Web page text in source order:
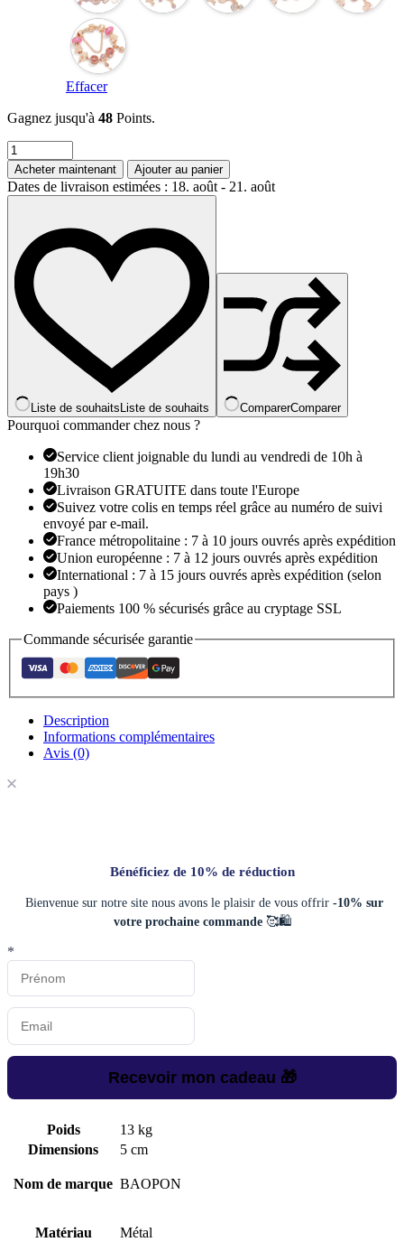
Effacer
Gagnez jusqu'à 48 Points.
quantité
de
BAOPON-
Bracelets
breloques
coeur
d'amour
pour
femme,
perles
Marano
bricolage,
de
mariage
femme,
amoureux,
2024
Acheter maintenant Ajouter au panier
Dates de livraison estimées : 18. août - 21. août
Liste de souhaits Liste de souhaits ComparerComparer
Pourquoi commander chez nous ?
Service client joignable du lundi au vendredi de 10h à
19h30
Livraison GRATUITE dans toute l'Europe
Suivez votre colis en temps réel grâce au numéro de suivi
envoyé par e-mail.
France métropolitaine : 7 à 10 jours ouvrés après expédition
Union européenne : 7 à 12 jours ouvrés après expédition
International : 7 à 15 jours ouvrés après expédition (selon
pays )
Paiements 100 % sécurisés grâce au cryptage SSL
Commande sécurisée garantie
Description
Informations complémentaires
Avis (0)
Bénéficiez de 10% de réduction
Bienvenue sur notre site nous avons le plaisir de vous offrir -10% sur
votre prochaine commande🥰🛍️
*
Recevoir mon cadeau 🎁
Poids
13 kg
Dimensions
5 cm
Nom de marque BAOPON
Matériau Métal